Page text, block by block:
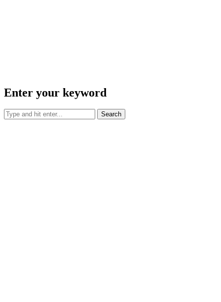
Enter your keyword
Search